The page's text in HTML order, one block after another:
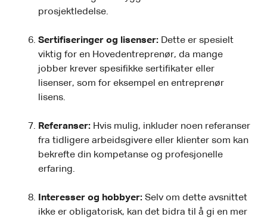
prosjektledelse.
Sertifiseringer og lisenser: Dette er spesielt
viktig for en Hovedentreprenør, da mange
jobber krever spesifikke sertifikater eller
lisenser, som for eksempel en entreprenør
lisens.
Referanser: Hvis mulig, inkluder noen referanser
fra tidligere arbeidsgivere eller klienter som kan
bekrefte din kompetanse og profesjonelle
erfaring.
Interesser og hobbyer: Selv om dette avsnittet
ikke er obligatorisk, kan det bidra til å gi en mer